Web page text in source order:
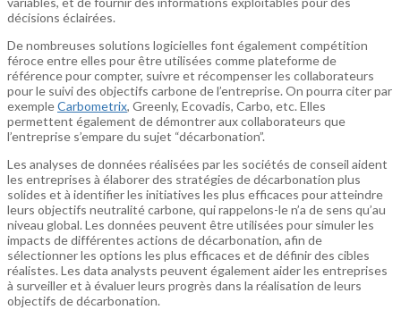
décisions éclairées.
De nombreuses solutions logicielles font également compétition
féroce entre elles pour être utilisées comme plateforme de
référence pour compter, suivre et récompenser les collaborateurs
pour le suivi des objectifs carbone de l’entreprise. On pourra citer par
exempleCarbometrix, Greenly, Ecovadis, Carbo, etc. Elles
permettent également de démontrer aux collaborateurs que
l’entreprise s’empare du sujet “décarbonation”.
Les analyses de données réalisées par les sociétés de conseil aident
les entreprises à élaborer des stratégies de décarbonation plus
solides et à identifier les initiatives les plus efficaces pour atteindre
leurs objectifs neutralité carbone, qui rappelons-le n’a de sens qu’au
niveau global. Les données peuvent être utilisées pour simuler les
impacts de différentes actions de décarbonation, afin de
sélectionner les options les plus efficaces et de définir des cibles
réalistes. Les data analysts peuvent également aider les entreprises
à surveiller et à évaluer leurs progrès dans la réalisation de leurs
objectifs de décarbonation.